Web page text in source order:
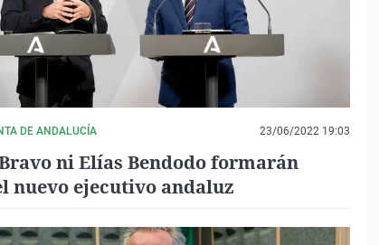
DE ANDALUCÍA 23/06/2022 19:03
ni Elías Bendodo formarán
nuevo ejecutivo andaluz